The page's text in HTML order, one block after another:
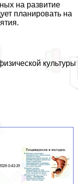
на развитие
планировать на
культуры
0:43:39